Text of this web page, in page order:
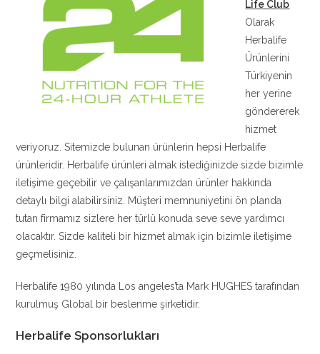
Life Club
Olarak
Herbalife
Ürünlerini
Türkiyenin
her yerine
göndererek
hizmet
veriyoruz. Sitemizde bulunan ürünlerin hepsi Herbalife
ürünleridir. Herbalife ürünleri almak istediğinizde sizde bizimle
iletişime geçebilir ve çalışanlarımızdan ürünler hakkında
detaylı bilgi alabilirsiniz. Müşteri memnuniyetini ön planda
tutan firmamız sizlere her türlü konuda seve seve yardımcı
olacaktır. Sizde kaliteli bir hizmet almak için bizimle iletişime
geçmelisiniz.
Herbalife 1980 yılında Los angeles’ta Mark HUGHES tarafından
kurulmuş Global bir beslenme şirketidir.
Herbalife Sponsorlukları